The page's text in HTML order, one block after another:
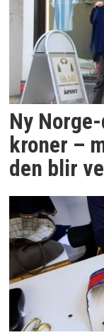
Ny
kroner –
den blir